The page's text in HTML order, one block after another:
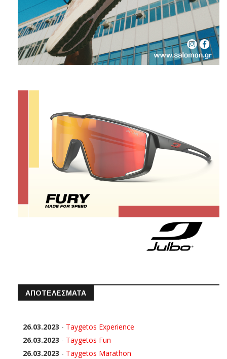
ΑΠΟΤΕΛΕΣΜΑΤΑ
26.03.2023 - Taygetos Experience
26.03.2023 - Taygetos Fun
26.03.2023 - Taygetos Marathon